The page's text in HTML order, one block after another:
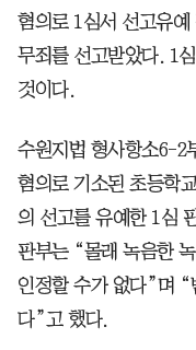
혐의로 1심서 선고유
무죄를 선고받았다. 1
것이다.
수원지법 형사항소6-2
혐의로 기소된 초등학
의 선고를 유예한 1심
판부는 “몰래 녹음한
인정할 수가 없다”며 “
다”고 했다.